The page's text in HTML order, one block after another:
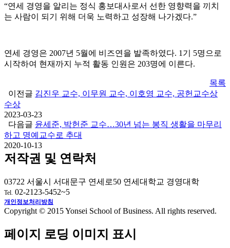
“연세 경영을 알리는 정식 홍보대사로서 선한 영향력을 끼치
는 사람이 되기 위해 더욱 노력하고 성장해 나가겠다.”
연세 경영은 2007년 5월에 비즈연을 발족하였다. 1기 5명으로
시작하여 현재까지 누적 활동 인원은 203명에 이른다.
목록
이전글 김진우 교수, 이무원 교수, 이호영 교수, 공헌교수상
수상
2023-03-23
다음글 윤세준, 박헌준 교수…30년 넘는 봉직 생활을 마무리
하고 명예교수로 추대
2020-10-13
저작권 및 연락처
03722 서울시 서대문구 연세로50 연세대학교 경영대학
Tel. 02-2123-5452~5
개인정보처리방침
Copyright © 2015 Yonsei School of Business. All rights reserved.
페이지 로딩 이미지 표시